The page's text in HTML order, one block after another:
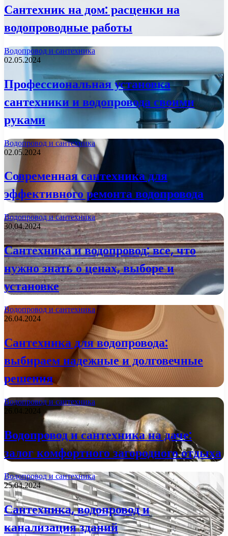
Сантехник на дом: расценки на
водопроводные работы
Водопровод и сантехника
02.05.2024
Профессиональная установка
сантехники и водопровода своими
руками
Водопровод и сантехника
02.05.2024
Современная сантехника для
эффективного ремонта водопровода
Водопровод и сантехника
30.04.2024
Сантехника и водопровод: все, что
нужно знать о ценах, выборе и
установке
Водопровод и сантехника
26.04.2024
Сантехника для водопровода:
выбираем надежные и долговечные
решения
Водопровод и сантехника
26.04.2024
Водопровод и сантехника на даче:
залог комфортного загородного отдыха
Водопровод и сантехника
25.04.2024
Сантехника, водопровод и
канализация зданий